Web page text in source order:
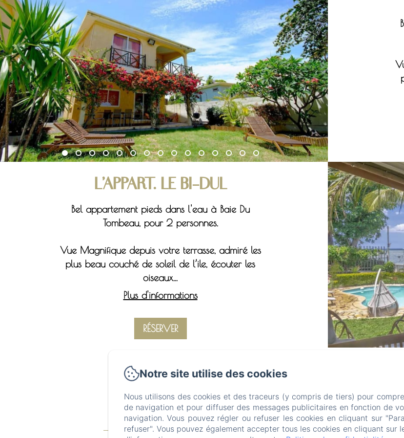
L'APPART. LE BI-DUL
Bel appartement pieds dans l'eau à Baie Du
Tombeau, pour 2 personnes.
Vue Magnifique depuis votre terrasse, admiré les
plus beau couché de soleil de l’ile, écouter les
oiseaux...
Plus d'informations
RÉSERVER
VILLA MAURIDUL
Baie du Tombeau - Ile Maurice - +230 52517667 -
Notre site utilise des cookies
Nous utilisons des cookies et des traceurs (y compris de tiers) pour
de navigation et pour diffuser des messages publicitaires en fonction de
navigation. Vous pouvez régler ou refuser les cookies en cliquant sur
refuser". Vous pouvez également accepter tous les cookies en cliquant sur